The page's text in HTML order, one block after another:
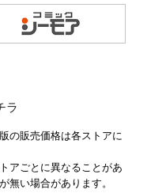
ラ
の販売価格は各ストアに
アごとに異なることがあ
無い場合があります。